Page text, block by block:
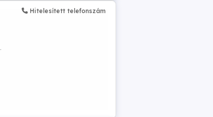
Hitelesített telefonszám